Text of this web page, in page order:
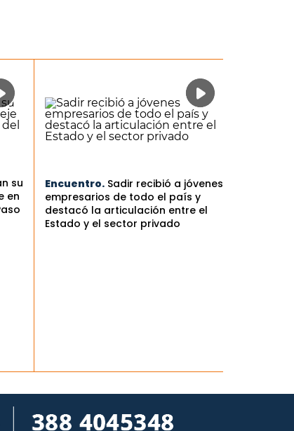
su
en
Encuentro. Sadir recibió a jóvenes
empresarios de todo el país y
destacó la articulación entre el
Estado y el sector privado